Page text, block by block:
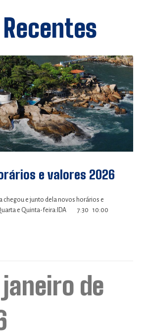
e valores 2026
chegou e junto dela novos horários e
e Quinta-feira:IDA 7:30 10:00
de